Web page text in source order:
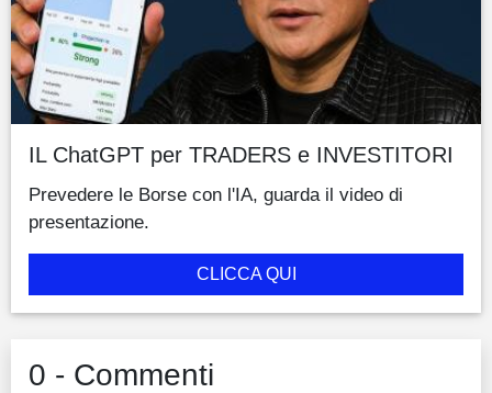
IL ChatGPT per TRADERS e INVESTITORI
Prevedere le Borse con l'IA, guarda il video di
presentazione.
CLICCA QUI
0 - Commenti